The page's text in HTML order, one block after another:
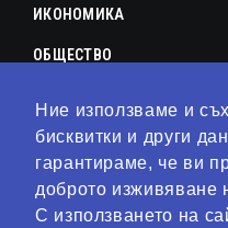
Ние използваме и
бисквитки и други
гарантираме, че ви
доброто изживяване
С използването на
ИКОНОМИКА
ОБЩЕСТВО
КУЛТУРА
ЛАЙФСТАЙЛ
ТЕХНОЛОГИИ